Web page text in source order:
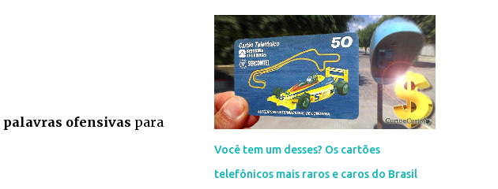
palavras ofensivas para
Você tem um desses? Os cartões
telefônicos mais raros e caros do Brasil